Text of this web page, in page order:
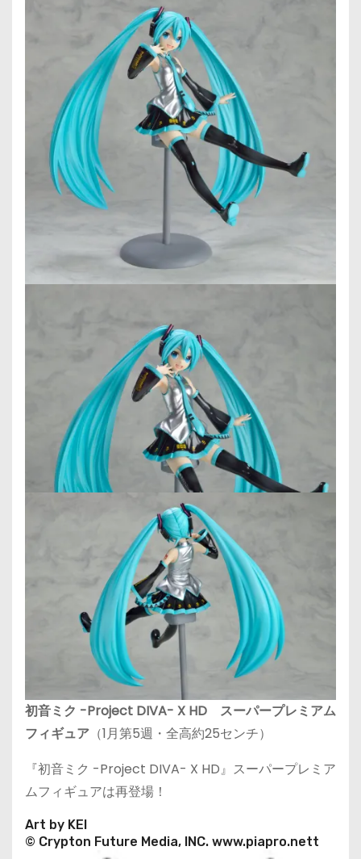
初音ミク -Project DIVA- X HD スーパープレミアム
フィギュア （1月第5週・全高約25センチ）
『初音ミク -Project DIVA- X HD』スーパープレミア
ムフィギュアは再登場！
Art by KEI
© Crypton Future Media, INC. www.piapro.nett